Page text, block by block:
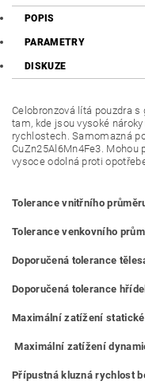
POPIS
PARAMETRY
DISKUZE
Celobronzová lítá pouzdra
tam, kde jsou vysoké
rychlostech. Samomazná
CuZn25Al6Mn4Fe3. Mohou
vysoce odolná proti
Tolerance vnitřního
Tolerance venkovního
Doporučená tolerance
Doporučená tolerance
Maximální zatížení
Maximální zatížení
Přípustná kluzná rychlost